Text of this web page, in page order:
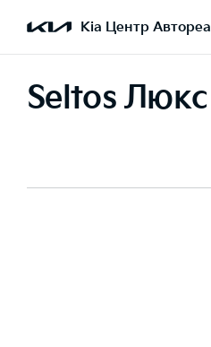
Kia Центр
Seltos Люкс